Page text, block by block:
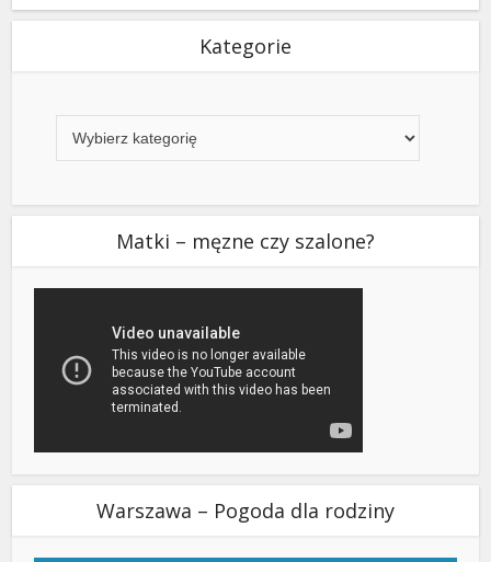
Kategorie
Matki – męzne czy szalone?
Warszawa – Pogoda dla rodziny